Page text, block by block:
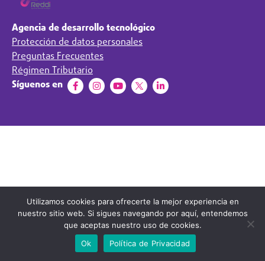
Agencia de desarrollo tecnológico
Protección de datos personales
Preguntas Frecuentes
Régimen Tributario
Síguenos en
Utilizamos cookies para ofrecerte la mejor experiencia en
nuestro sitio web. Si sigues navegando por aquí, entendemos
que aceptas nuestro uso de cookies.
Ok
Política de Privacidad